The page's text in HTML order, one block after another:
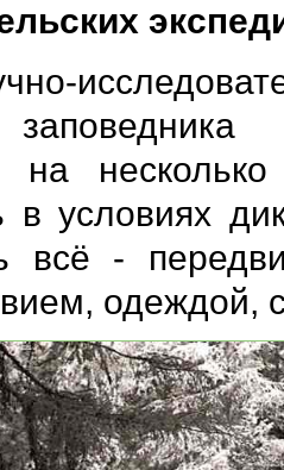
на
в условиях
всё -
одеждой,